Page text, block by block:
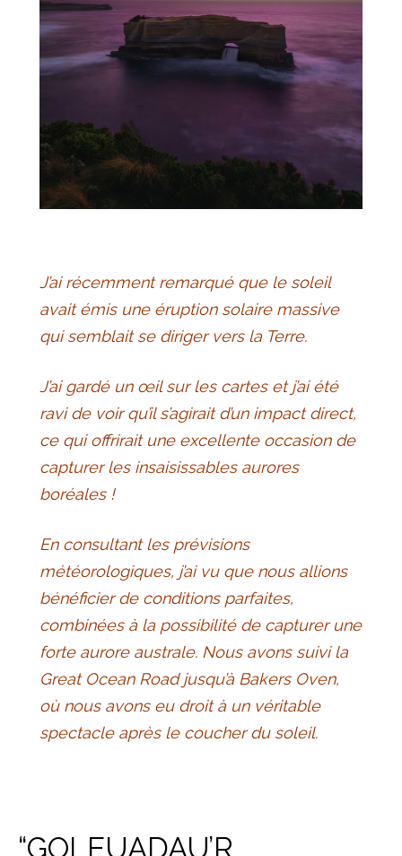
J’ai récemment remarqué que le soleil
avait émis une éruption solaire massive
qui semblait se diriger vers la Terre.
J’ai gardé un œil sur les cartes et j’ai été
ravi de voir qu’il s’agirait d’un impact direct,
ce qui offrirait une excellente occasion de
capturer les insaisissables aurores
boréales !
En consultant les prévisions
météorologiques, j’ai vu que nous allions
bénéficier de conditions parfaites,
combinées à la possibilité de capturer une
forte aurore australe. Nous avons suivi la
Great Ocean Road jusqu’à Bakers Oven,
où nous avons eu droit à un véritable
spectacle après le coucher du soleil.
“GOLEUADAU’R